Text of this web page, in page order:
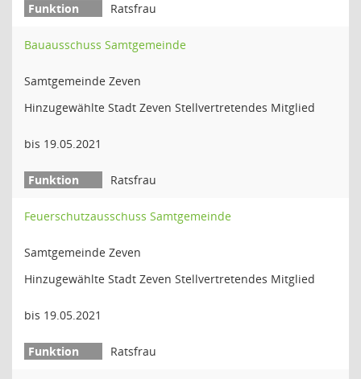
Ratsfrau
Bauausschuss Samtgemeinde
Samtgemeinde Zeven
Hinzugewählte Stadt Zeven Stellvertretendes Mitglied
bis 19.05.2021
Ratsfrau
Feuerschutzausschuss Samtgemeinde
Samtgemeinde Zeven
Hinzugewählte Stadt Zeven Stellvertretendes Mitglied
bis 19.05.2021
Ratsfrau